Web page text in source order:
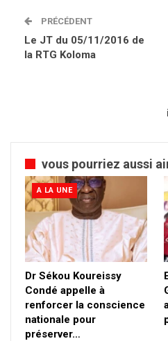
PRÉCÉDENT
Le JT du 05/11/2016 de
la RTG Koloma
vous pourriez aussi
A LA UNE
Dr Sékou Koureissy
Condé appelle à
renforcer la conscience
nationale pour
préserver…